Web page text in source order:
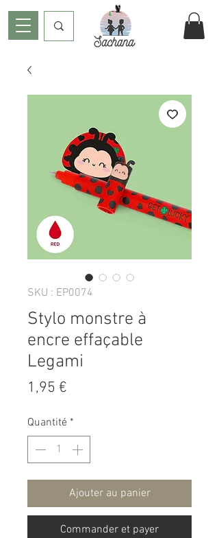
SKU : EP0074
Stylo monstre à
encre effaçable
Legami
1,95 €
Quantité *
Ajouter au panier
Commander et payer